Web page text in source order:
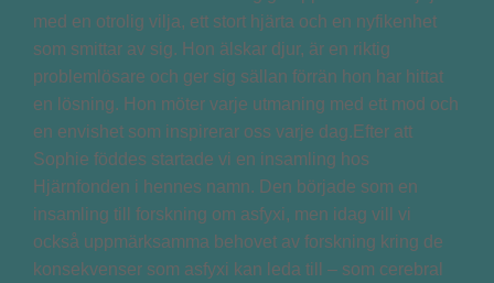
med en otrolig vilja, ett stort hjärta och en nyfikenhet
som smittar av sig. Hon älskar djur, är en riktig
problemlösare och ger sig sällan förrän hon har hittat
en lösning. Hon möter varje utmaning med ett mod och
en envishet som inspirerar oss varje dag.Efter att
Sophie föddes startade vi en insamling hos
Hjärnfonden i hennes namn. Den började som en
insamling till forskning om asfyxi, men idag vill vi
också uppmärksamma behovet av forskning kring de
konsekvenser som asfyxi kan leda till – som cerebral